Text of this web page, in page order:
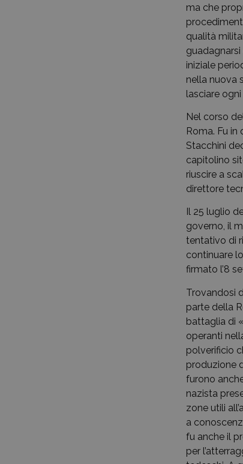
ma che
qualità
iniziale
nella nuova
lasciare
Nel corso
Roma. Fu
Stacchini
capitolino
riuscire a
direttore
Il 25 luglio
governo, il
tentativo di
continuare
firmato l’8
Trovandosi
parte della
battaglia di
operanti
polverificio
produzione
furono
nazista
zone utili
a
fu anche il
per